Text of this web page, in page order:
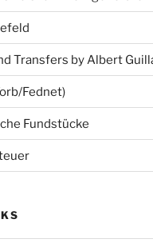
Transfers by Albert
Fednet)
Fundstücke